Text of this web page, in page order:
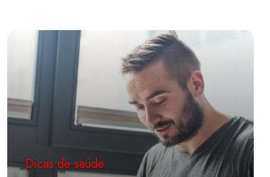
Dicas de saúde